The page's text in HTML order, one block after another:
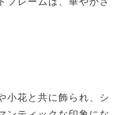
小花と共に飾られ、シ